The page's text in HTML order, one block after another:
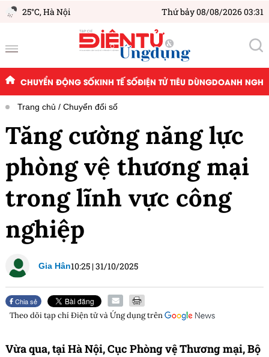
25°C,Hà Nội Thứ bảy 08/08/2026 03:31
CHUYỂN ĐỘNG SỐKINH TẾ SỐĐIỆN TỬ TIÊU DÙNGDOANH
Trang chủ Chuyển đổi số
Tăng cường năng lực
phòng vệ thương mại
trong lĩnh vực công
nghiệp
Gia Hân10:25 |31/10/2025
Chia sẻ
Theo dõi tạp chíĐiện tử và Ứng dụngtrên
Vừa qua, tại Hà Nội, Cục Phòng vệ Thương mại,Bộ